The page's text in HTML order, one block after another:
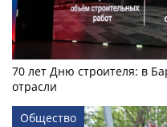
70 лет Дню строителя: в
отрасли
Общество